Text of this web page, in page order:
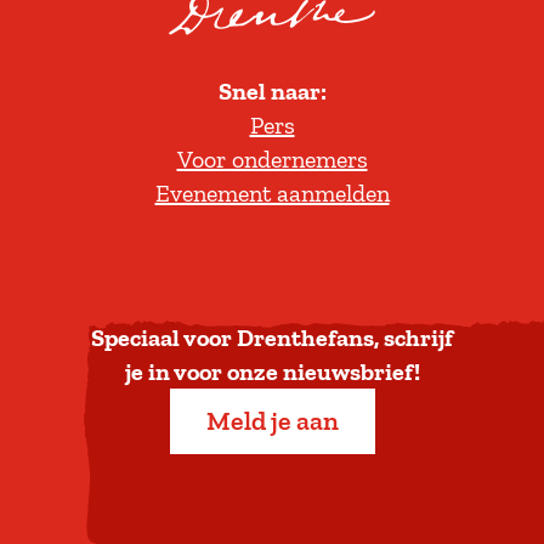
o
l
t
e
r
a
a
b
Snel naar:
Pers
Voor ondernemers
Evenement aanmelden
Speciaal voor Drenthefans, schrijf
je in voor onze nieuwsbrief!
Meld je aan